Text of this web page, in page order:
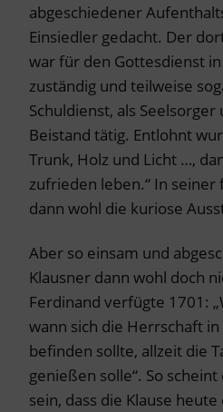
abgeschiedener
Einsiedler gedacht. Der
war für den Gottesdienst
zuständig und teilweise
Schuldienst, als
Beistand tätig. Entlohnt
Trunk, Holz und Licht …,
zufrieden leben.“ In
dann wohl die kuriose
Aber so einsam und
Klausner dann wohl doch
Ferdinand verfügte 1701:
wann sich die Herrschaft
befinden sollte, allzeit die
genießen solle“. So
sein, dass die Klause